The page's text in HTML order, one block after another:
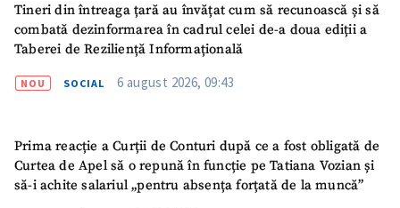
Tineri din întreaga țară au învățat cum să recunoască și să
combată dezinformarea în cadrul celei de-a doua ediții a
Taberei de Reziliență Informațională
NOU SOCIAL 6 august 2026, 09:43
Prima reacție a Curții de Conturi după ce a fost obligată de
Curtea de Apel să o repună în funcție pe Tatiana Vozian și
să-i achite salariul „pentru absența forțată de la muncă”